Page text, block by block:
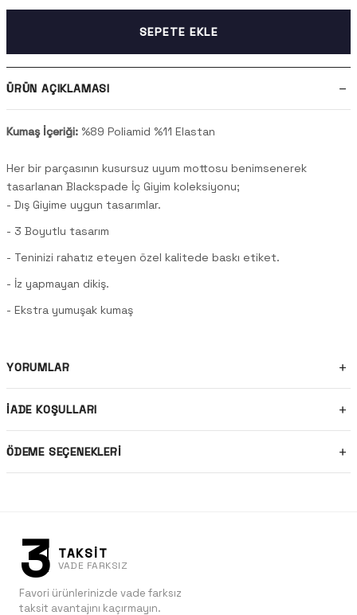
SEPETE EKLE
ÜRÜN AÇIKLAMASI
Kumaş İçeriği: %89 Poliamid %11 Elastan
Her bir parçasının kusursuz uyum mottosu benimsenerek
tasarlanan Blackspade İç Giyim koleksiyonu;
- Dış Giyime uygun tasarımlar.
- 3 Boyutlu tasarım
- Teninizi rahatız eteyen özel kalitede baskı etiket.
- İz yapmayan dikiş.
- Ekstra yumuşak kumaş
YORUMLAR
İADE KOŞULLARI
ÖDEME SEÇENEKLERI
3 TAKSİT
VADE FARKSIZ
Favori ürünlerinizde vade farksız
taksit avantajını kaçırmayın.